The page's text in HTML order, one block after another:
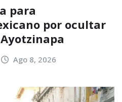
para
por ocultar
Ago 8, 2026